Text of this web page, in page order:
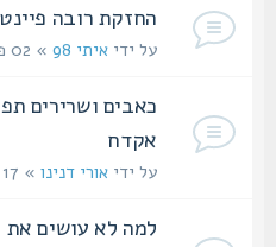
החזקת רובה פיינטבול
על ידיאיתי 98 » 02 פברואר 2019, 21:29
כאבים ושרירים
אקדח
על ידיאורי דנינו » 17 אוקטובר 2017, 15:03
למה לא עושים את